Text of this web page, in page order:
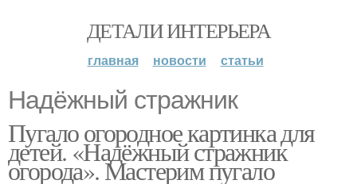
ДЕТАЛИ ИНТЕРЬЕРА
главная новости статьи
Надёжный стражник
Пугало огородное картинка для
детей. «Надёжный стражник
огорода». Мастерим пугало